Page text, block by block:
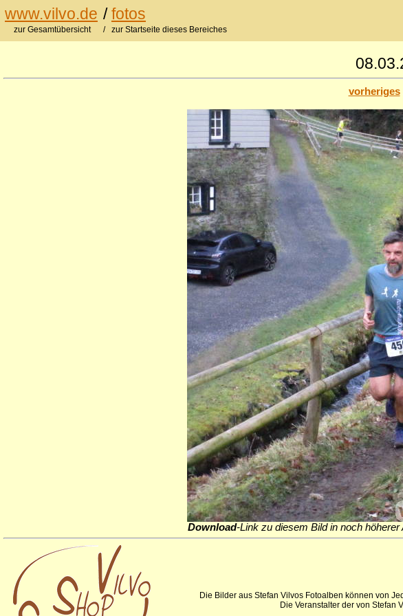
www.vilvo.de /fotos
zur Gesamtübersicht / zur Startseite dieses Bereiches
vorheriges
Download-Link zu diesem Bild in noch höherer
Die Bilder aus Stefan Vilvos Fotoalben können von
Die Veranstalter der von Stefan